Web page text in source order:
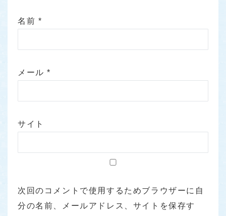
名前 *
メール*
サイト
次回のコメントで使用するためブラウザーに自
分の名前、メールアドレス、サイトを保存す